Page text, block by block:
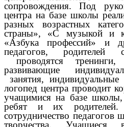
сопровождения. Под
центра на базе школы
разных возрастных
страны», «С музыкой и
«Азбука профессий» и
педагогов, родителей
проводятся
развивающие
занятия, индивидуальные
логопед центра проводит
учащимися на базе
ребят и их родителей.
сотрудничество
творчества. Учащиеся